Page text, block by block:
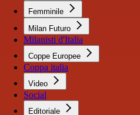
Femminile
Milan Futuro
Milanisti d'Italia
Coppe Europee
Coppa italia
Video
Social
Editoriale